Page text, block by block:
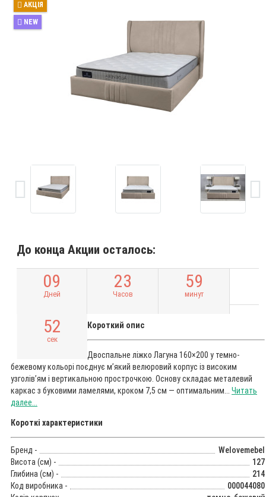
АКЦІЯ
NEW
До конца Акции осталось:
09
Дней
23
Часов
59
минут
51
сек
Короткий опис
Двоспальне ліжко Лагуна 160×200 у темно-
бежевому кольорі поєднує м’який велюровий корпус із високим
узголів’ям і вертикальною прострочкою. Основу складає металевий
каркас з буковими ламелями, кроком 7,5 см — оптимальним... Читать
далее...
Короткі характеристики
Бренд -
Welovemebel
Висота (см) -
127
Глибина (см) -
214
Код виробника -
000044080